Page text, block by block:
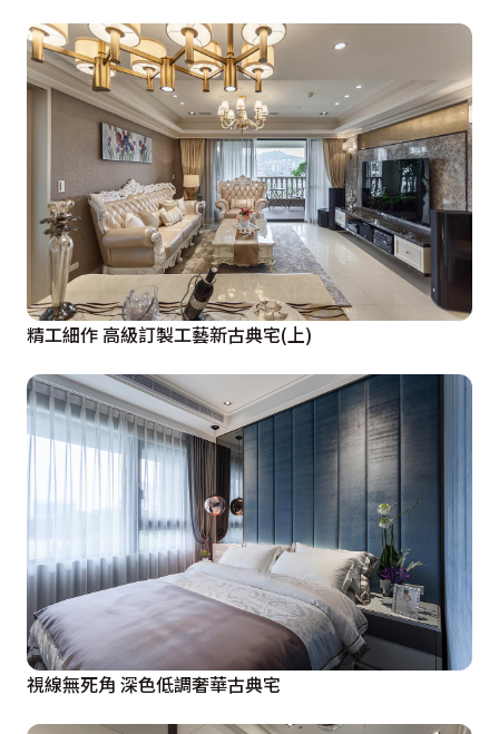
精工細作 高級訂製工藝新古典宅(上)
視線無死角 深色低調奢華古典宅